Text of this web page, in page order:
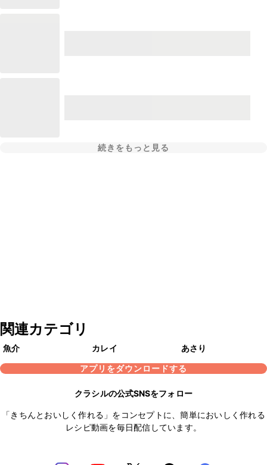
続きをもっと見る
関連カテゴリ
魚介 カレイ
あさり
アプリをダウンロードする
クラシルの公式SNSをフォロー
「きちんとおいしく作れる」をコンセプトに、簡単においしく作れる
レシピ動画を毎日配信しています。